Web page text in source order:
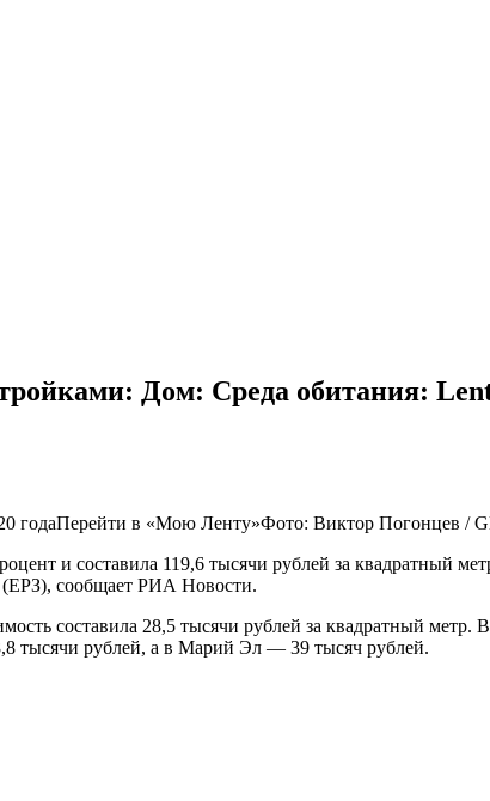
Дом: Среда обитания:
годаПерейти в «Мою Ленту»Фото: Виктор Погонцев /
и составила 119,6 тысячи рублей за квадратный
(ЕРЗ), сообщает РИА Новости.
составила 28,5 тысячи рублей за квадратный метр.
тысячи рублей, а в Марий Эл — 39 тысяч рублей.